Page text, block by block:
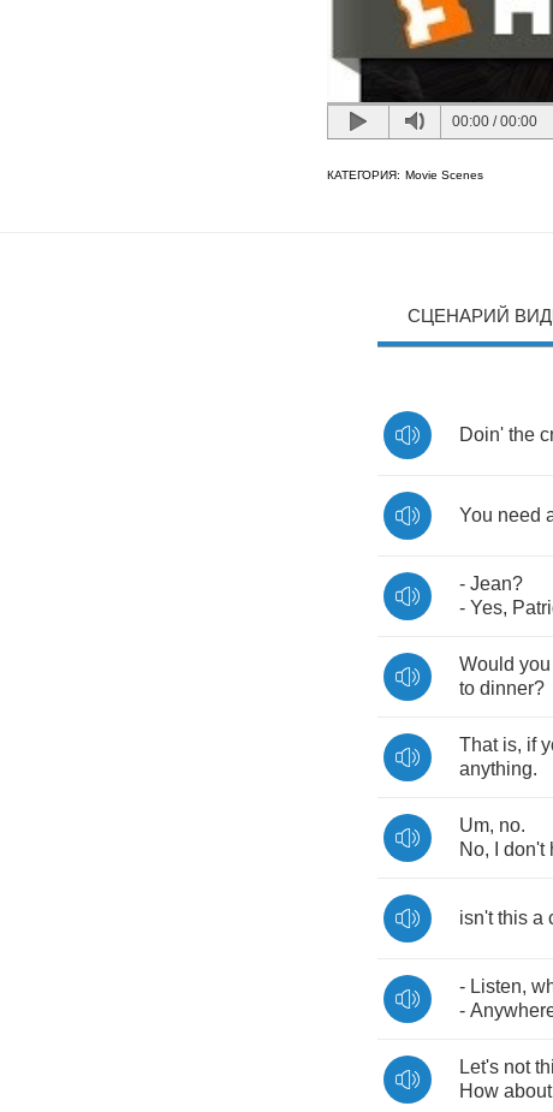
00:00 /00:00
КАТЕГОРИЯ: Movie Scenes
СЦЕНАРИЙ
Doin' the
You need
- Jean?
- Yes,
Would you
to dinner?
That is, if
anything.
Um, no.
No, don't
isn't this a
- Listen,
-
Let's not
How about